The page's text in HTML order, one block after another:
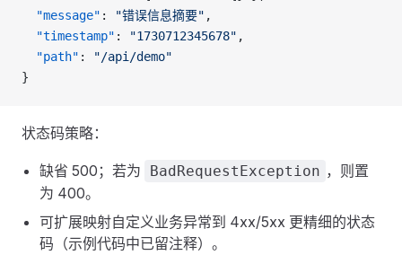
  "message"
: "错误信息摘要" ,
  "timestamp"
: "1730712345678" ,
  "path"
:
"/api/demo"
}
状态码策略：
缺省 500；若为 BadRequestException ，则置
为 400。
可扩展映射自定义业务异常到 4xx/5xx 更精细的状态
码（示例代码中已留注释）。